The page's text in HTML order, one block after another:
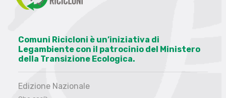
Comuni Ricicloni è un’iniziativa di
Legambiente con il patrocinio del Ministero
della Transizione Ecologica.
Edizione Nazionale